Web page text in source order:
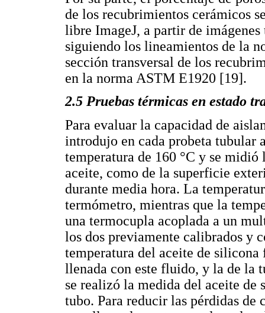
de los recubrimientos cerámicos
libre ImageJ, a partir de
siguiendo los lineamientos de la
sección transversal de los
en la norma ASTM E1920 [19].
2.5 Pruebas térmicas en estado
Para evaluar la capacidad de
introdujo en cada probeta tubular
temperatura de 160 °C y se
aceite, como de la superficie
durante media hora. La
termómetro, mientras que la
una termocupla acoplada a un
los dos previamente calibrados y
temperatura del aceite de
llenada con este fluido, y la de la
se realizó la medida del aceite de
tubo. Para reducir las pérdidas